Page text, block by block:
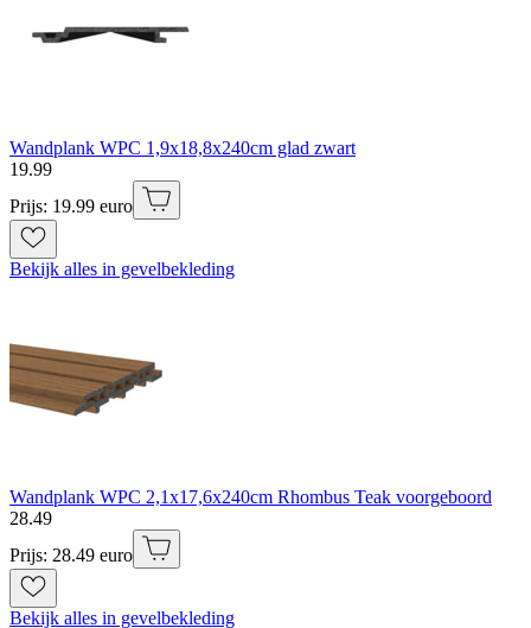
Wandplank WPC 1,9x18,8x240cm glad zwart
19.99
Prijs: 19.99 euro
Bekijk alles in gevelbekleding
Wandplank WPC 2,1x17,6x240cm Rhombus Teak voorgeboord
28.49
Prijs: 28.49 euro
Bekijk alles in gevelbekleding